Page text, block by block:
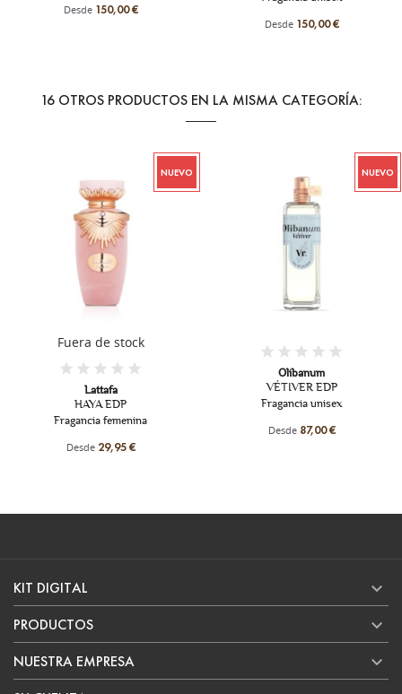
16 OTROS PRODUCTOS EN LA MISMA CATEGORÍA:
de stock
femenina
29,95 €
VÉTIVER EDP
Fragancia unisex
87,00 €
KIT DIGITAL 
PRODUCTOS 
NUESTRA EMPRESA 